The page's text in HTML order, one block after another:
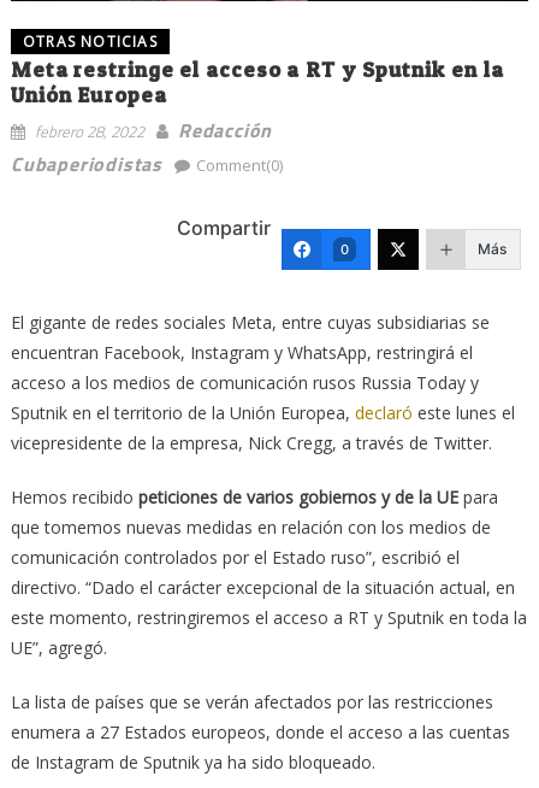
OTRAS NOTICIAS
Meta restringe el acceso a RT y Sputnik en la
Unión Europea
febrero 28, 2022
Redacción
Cubaperiodistas
Comment(0)
Compartir
0 Más
El gigante de redes sociales Meta, entre cuyas subsidiarias se
encuentran Facebook, Instagram y WhatsApp, restringirá el
acceso a los medios de comunicación rusos Russia Today y
Sputnik en el territorio de la Unión Europea, declaró este lunes el
vicepresidente de la empresa, Nick Cregg, a través de Twitter.
Hemos recibido peticiones de varios gobiernos y de la UEpara
que tomemos nuevas medidas en relación con los medios de
comunicación controlados por el Estado ruso”, escribió el
directivo. “Dado el carácter excepcional de la situación actual, en
este momento, restringiremos el acceso a RT y Sputnik en toda la
UE”, agregó.
La lista de países que se verán afectados por las restricciones
enumera a 27 Estados europeos, donde el acceso a las cuentas
de Instagram de Sputnik ya ha sido bloqueado.